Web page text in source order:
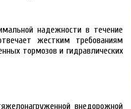
надежности в течение
жестким требованиям
тормозов и гидравлических
внедорожной